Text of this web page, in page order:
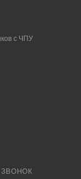
с ЧПУ
ЗВОНОК